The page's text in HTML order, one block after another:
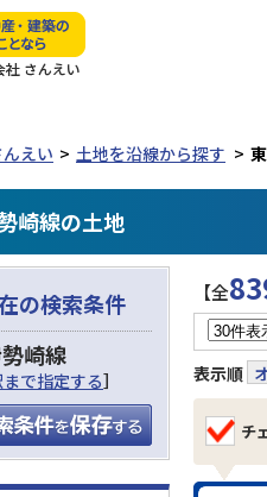
えい 土地を沿線から探す
崎線の土地
【全
表示順
チ
の検索条件
崎線
で指定する］